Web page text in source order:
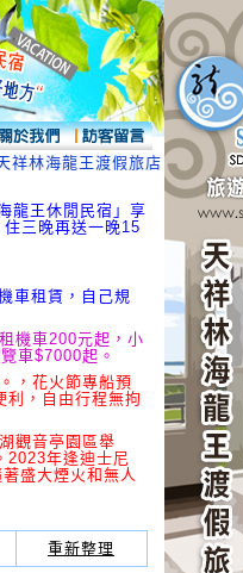
林海龍王渡假旅店、海龍王民
龍王休閒民宿」享
三晚再送一晚15
車租賃，自己規
機車200元起，小
車$7000起。
，花火節專船預
利，自由行程無拘
觀音亭園區舉
2023年逢迪士尼
盛大煙火和無人
重新整理